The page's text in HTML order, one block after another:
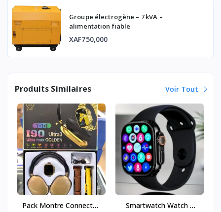
Groupe électrogène – 7 kVA –
alimentation fiable
XAF750,000
Produits Similaires Voir Tout
Pack Montre Connectée
Smartwatch Watch 8